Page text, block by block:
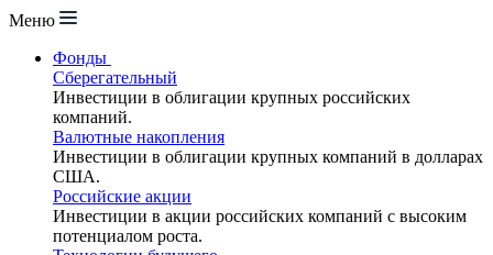
Меню
Фонды
Сберегательный
Инвестиции в облигации крупных российских
компаний.
Валютные накопления
Инвестиции в облигации крупных компаний в долларах
США.
Российские акции
Инвестиции в акции российских компаний с высоким
потенциалом роста.